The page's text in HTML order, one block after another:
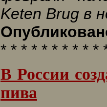
Keten Brug в
* * * * * * * * * *
В России
пива